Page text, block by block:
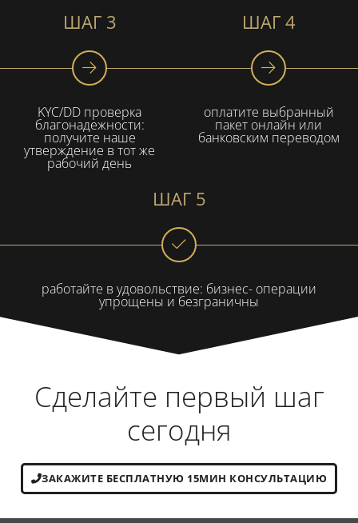
ШАГ 3
KYC/DD проверка
благонадежности:
получите наше
утверждение в тот же
рабочий день
ШАГ 4
оплатите выбранный
пакет онлайн или
банковским переводом
ШАГ 5
работайте в удовольствие: бизнес- операции
упрощены и безграничны
Сделайте первый шаг
сегодня
ЗАКАЖИТЕ БЕСПЛАТНУЮ 15МИН КОНСУЛЬТАЦИЮ